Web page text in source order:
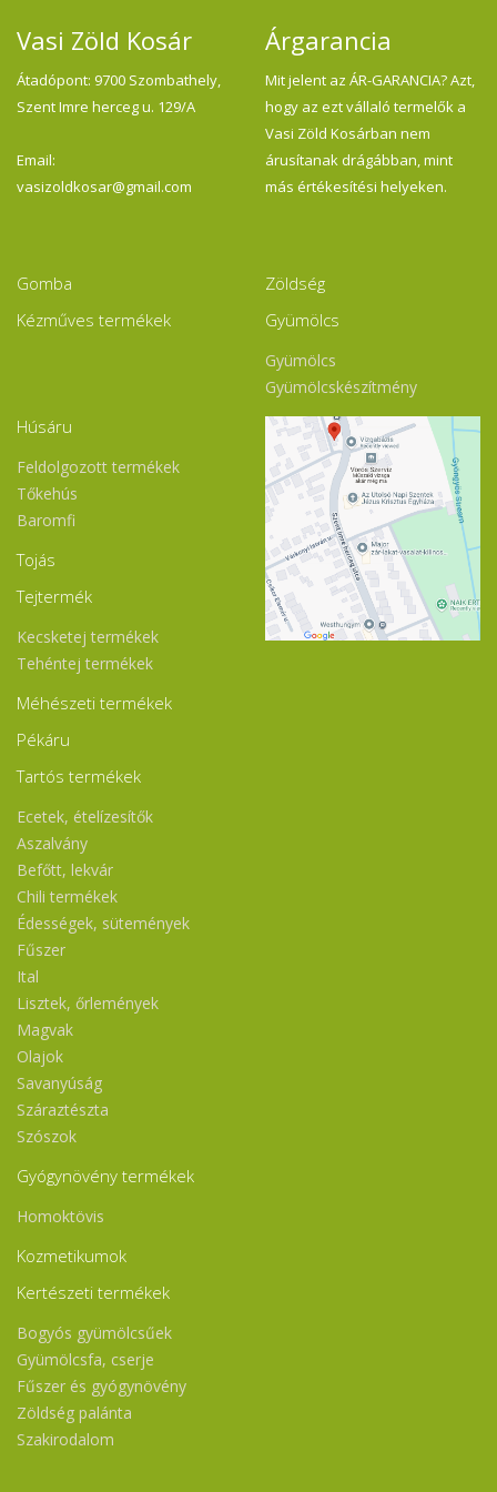
Vasi Zöld Kosár
Átadópont: 9700 Szombathely,
Szent Imre herceg u. 129/A
Email:
vasizoldkosar@gmail.com
Árgarancia
Mit jelent az ÁR-GARANCIA? Azt,
hogy az ezt vállaló termelők a
Vasi Zöld Kosárban nem
árusítanak drágábban, mint
más értékesítési helyeken.
Gomba
Kézműves termékek
Zöldség
Gyümölcs
Gyümölcs
Gyümölcskészítmény
Húsáru
Feldolgozott termékek
Tőkehús
Baromfi
Tojás
Tejtermék
Kecsketej termékek
Tehéntej termékek
Méhészeti termékek
Pékáru
Tartós termékek
Ecetek, ételízesítők
Aszalvány
Befőtt, lekvár
Chili termékek
Édességek, sütemények
Fűszer
Ital
Lisztek, őrlemények
Magvak
Olajok
Savanyúság
Száraztészta
Szószok
Gyógynövény termékek
Homoktövis
Kozmetikumok
Kertészeti termékek
Bogyós gyümölcsűek
Gyümölcsfa, cserje
Fűszer és gyógynövény
Zöldség palánta
Szakirodalom